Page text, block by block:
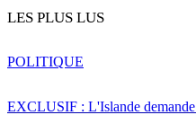
LES PLUS LUS
EXCLUSIF : L'Islande
POLITIQUE